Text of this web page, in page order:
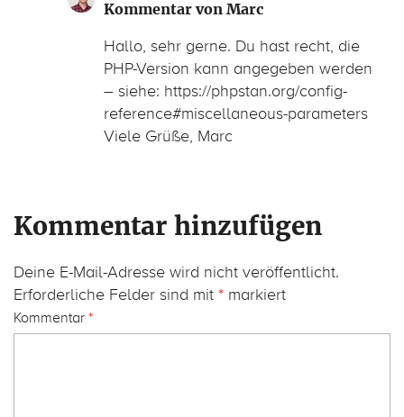
Kommentar von Marc
Hallo, sehr gerne. Du hast recht, die
PHP-Version kann angegeben werden
– siehe: https://phpstan.org/config-
reference#miscellaneous-parameters
Viele Grüße, Marc
Kommentar hinzufügen
Deine E-Mail-Adresse wird nicht veröffentlicht.
Erforderliche Felder sind mit * markiert
Kommentar *